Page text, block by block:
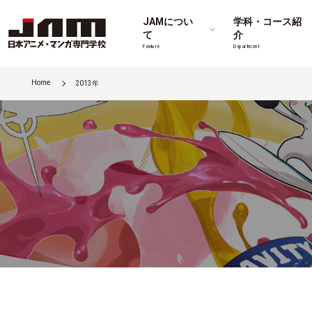
JAMについ
て
Feature
学科・コース紹
介
Department
Home 2013年